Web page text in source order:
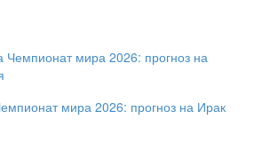
мира 2026: прогноз на Ирак